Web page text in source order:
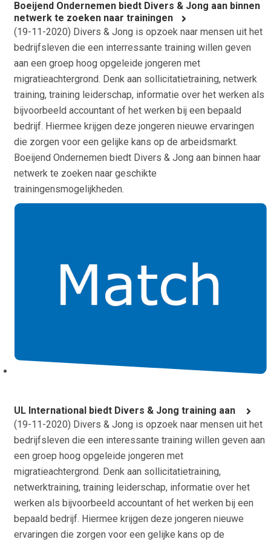
Boeijend Ondernemen biedt Divers & Jong aan binnen
netwerk te zoeken naar trainingen
(19-11-2020) Divers & Jong is opzoek naar mensen uit het
bedrijfsleven die een interressante training willen geven
aan een groep hoog opgeleide jongeren met
migratieachtergrond. Denk aan sollicitatietraining, netwerk
training, training leiderschap, informatie over het werken als
bijvoorbeeld accountant of het werken bij een bepaald
bedrijf. Hiermee krijgen deze jongeren nieuwe ervaringen
die zorgen voor een gelijke kans op de arbeidsmarkt.
Boeijend Ondernemen biedt Divers & Jong aan binnen haar
netwerk te zoeken naar geschikte
trainingensmogelijkheden.
UL International biedt Divers & Jong training aan
(19-11-2020) Divers & Jong is opzoek naar mensen uit het
bedrijfsleven die een interessante training willen geven aan
een groep hoog opgeleide jongeren met
migratieachtergrond. Denk aan sollicitatietraining,
netwerktraining, training leiderschap, informatie over het
werken als bijvoorbeeld accountant of het werken bij een
bepaald bedrijf. Hiermee krijgen deze jongeren nieuwe
ervaringen die zorgen voor een gelijke kans op de